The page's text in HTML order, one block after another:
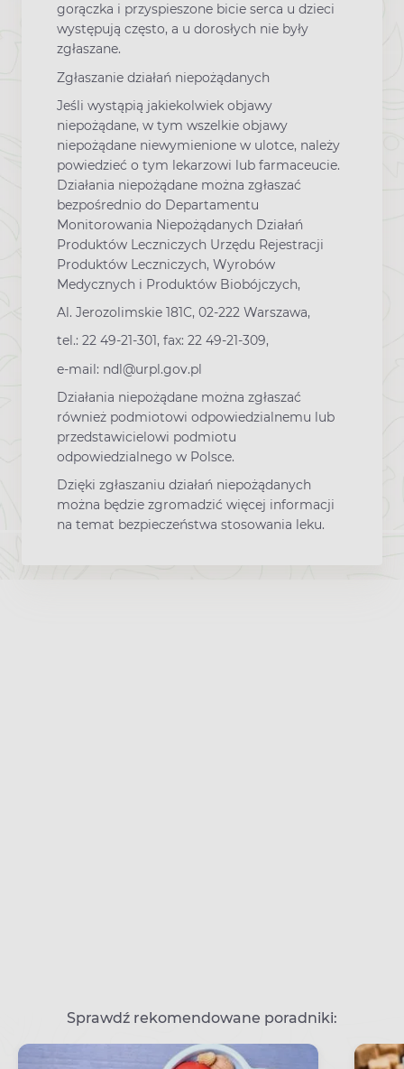
gorączka i przyspieszone bicie serca u dzieci
występują często, a u dorosłych nie były
zgłaszane.
Zgłaszanie działań niepożądanych
Jeśli wystąpią jakiekolwiek objawy
niepożądane, w tym wszelkie objawy
niepożądane niewymienione w ulotce, należy
powiedzieć o tym lekarzowi lub farmaceucie.
Działania niepożądane można zgłaszać
bezpośrednio do Departamentu
Monitorowania Niepożądanych Działań
Produktów Leczniczych Urzędu Rejestracji
Produktów Leczniczych, Wyrobów
Medycznych i Produktów Biobójczych,
Al. Jerozolimskie 181C, 02-222 Warszawa,
tel.: 22 49-21-301, fax: 22 49-21-309,
e-mail: ndl@urpl.gov.pl
Działania niepożądane można zgłaszać
również podmiotowi odpowiedzialnemu lub
przedstawicielowi podmiotu
odpowiedzialnego w Polsce.
Dzięki zgłaszaniu działań niepożądanych
można będzie zgromadzić więcej informacji
na temat bezpieczeństwa stosowania leku.
Sprawdź rekomendowane poradniki: